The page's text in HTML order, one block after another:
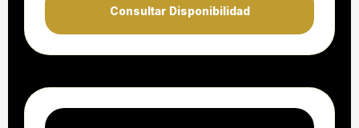
Consultar Disponibilidad